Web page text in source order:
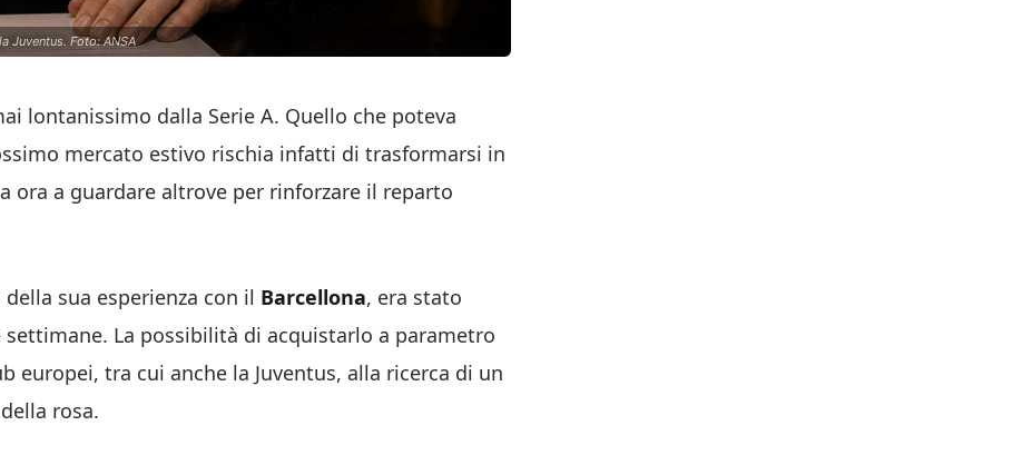
Juventus. Foto: ANSA
lontanissimo dalla Serie A. Quello che poteva
mercato estivo rischia infatti di trasformarsi in
ora a guardare altrove per rinforzare il reparto
sua esperienza con il Barcellona, era stato
La possibilità di acquistarlo a parametro
europei, tra cui anche la Juventus, alla ricerca di un
rosa.